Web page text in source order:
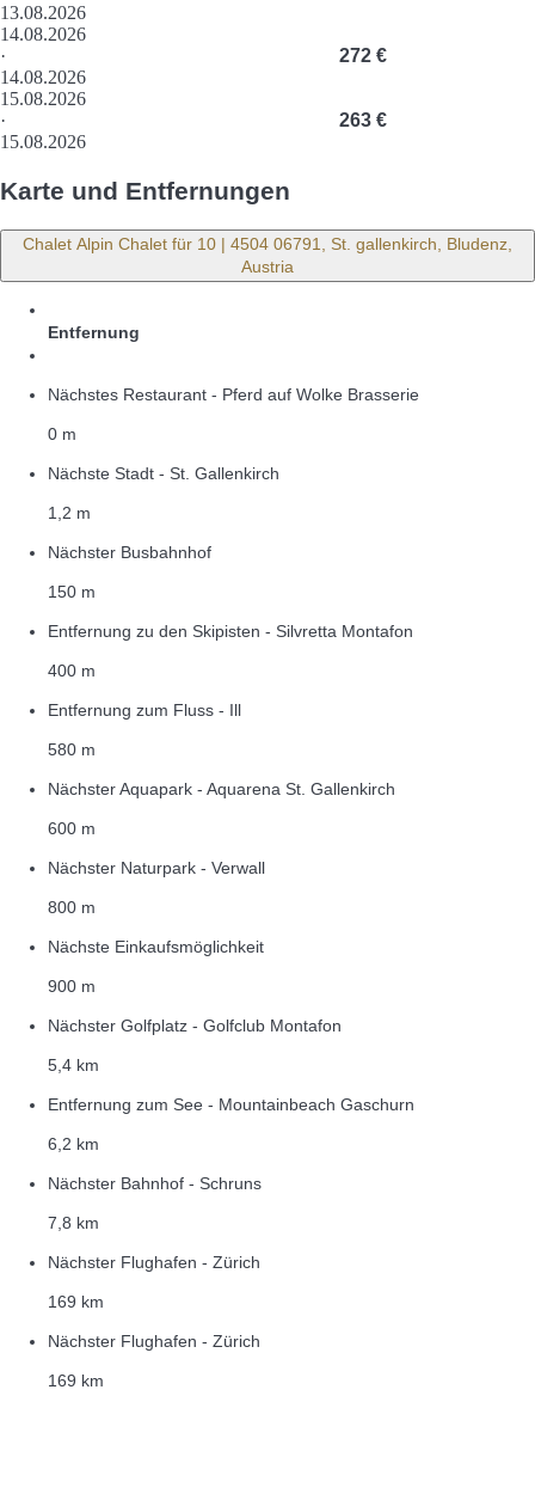
13.08.2026
14.08.2026
·
14.08.2026
272 €
15.08.2026
·
15.08.2026
263 €
Karte und Entfernungen
Chalet Alpin Chalet für 10 | 4504 06791, St. gallenkirch, Bludenz,
Austria
Entfernung
Nächstes Restaurant - Pferd auf Wolke Brasserie
0 m
Nächste Stadt - St. Gallenkirch
1,2 m
Nächster Busbahnhof
150 m
Entfernung zu den Skipisten - Silvretta Montafon
400 m
Entfernung zum Fluss - Ill
580 m
Nächster Aquapark - Aquarena St. Gallenkirch
600 m
Nächster Naturpark - Verwall
800 m
Nächste Einkaufsmöglichkeit
900 m
Nächster Golfplatz - Golfclub Montafon
5,4 km
Entfernung zum See - Mountainbeach Gaschurn
6,2 km
Nächster Bahnhof - Schruns
7,8 km
Nächster Flughafen - Zürich
169 km
Nächster Flughafen - Zürich
169 km